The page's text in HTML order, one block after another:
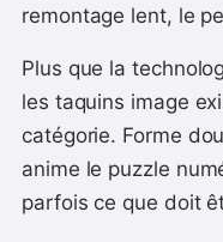
remontage lent, le
Plus que la
les taquins image
catégorie. Forme
anime le puzzle
parfois ce que doit